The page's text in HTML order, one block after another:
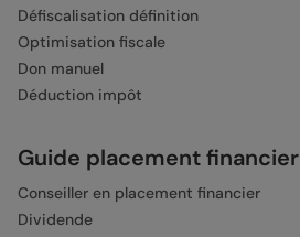
Défiscalisation définition
Optimisation fiscale
Don manuel
Déduction impôt
Guide placement financier
Conseiller en placement financier
Dividende